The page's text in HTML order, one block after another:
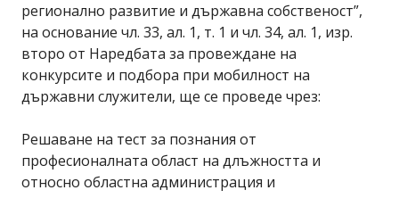
регионално развитие и държавна собственост”,
на основание чл. 33, ал. 1, т. 1 и чл. 34, ал. 1, изр.
второ от Наредбата за провеждане на
конкурсите и подбора при мобилност на
държавни служители, ще се проведе чрез:
Решаване на тест за познания от
професионалната област на длъжността и
относно областна администрация и